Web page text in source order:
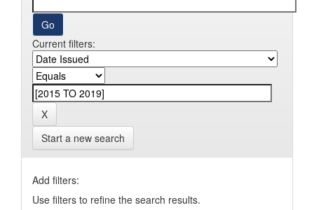
Current filters:
Start a new search
Add filters:
Use filters to refine the search results.